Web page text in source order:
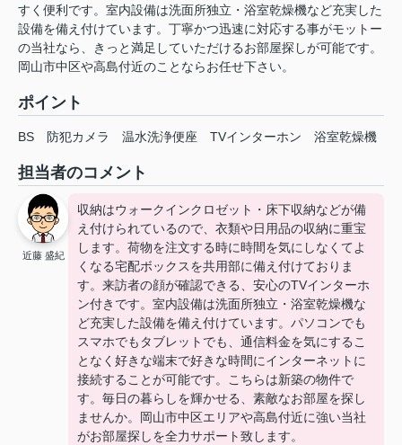
すく便利です。室内設備は洗面所独立・浴室乾燥機など充実した
設備を備え付けています。丁寧かつ迅速に対応する事がモットー
の当社なら、きっと満足していただけるお部屋探しが可能です。
岡山市中区や高島付近のことならお任せ下さい。
ポイント
BS 防犯カメラ 温水洗浄便座 TVインターホン 浴室乾燥機
担当者のコメント
近藤 盛紀
収納はウォークインクロゼット・床下収納などが備
え付けられているので、衣類や日用品の収納に重宝
します。荷物を注文する時に時間を気にしなくてよ
くなる宅配ボックスを共用部に備え付けておりま
す。来訪者の顔が確認できる、安心のTVインターホ
ン付きです。室内設備は洗面所独立・浴室乾燥機な
ど充実した設備を備え付けています。パソコンでも
スマホでもタブレットでも、通信料金を気にするこ
となく好きな端末で好きな時間にインターネットに
接続することが可能です。こちらは新築の物件で
す。毎日の暮らしを輝かせる、素敵なお部屋を探し
ませんか。岡山市中区エリアや高島付近に強い当社
がお部屋探しを全力サポート致します。